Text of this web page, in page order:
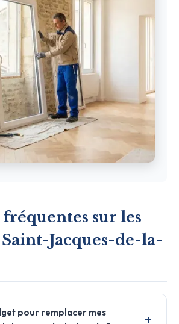
sur les
Jacques-de-la-
pour remplacer mes